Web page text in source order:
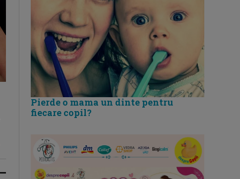
Pierde o mama un dinte pentru
fiecare copil?